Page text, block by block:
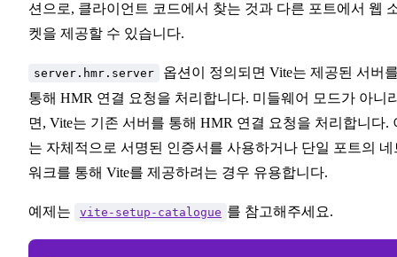
션으로, 클라이언트 코드에서 찾는 것과 다른 포트에서 웹
켓을 제공할 수 있습니다.
server.hmr.server
옵션이 정의되면 Vite는 제공된 서버
통해 HMR 연결 요청을 처리합니다. 미들웨어 모드가 아니
면, Vite는 기존 서버를 통해 HMR 연결 요청을 처리합니다.
는 자체적으로 서명된 인증서를 사용하거나 단일 포트의 네
워크를 통해 Vite를 제공하려는 경우 유용합니다.
예제는 vite-setup-catalogue 를 참고해주세요.